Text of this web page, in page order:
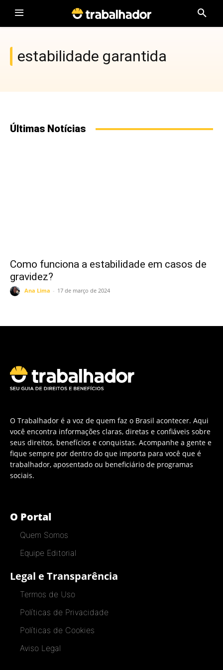
estabilidade garantida
Últimas Notícias
Como funciona a estabilidade em casos de
gravidez?
Ana Lima - 17 de março de 2024
O Trabalhador é a voz de quem faz o Brasil acontecer. Aqui
você encontra informações claras, diretas e confiáveis sobre
seus direitos, benefícios e conquistas. Acompanhe a gente e
fique sempre por dentro do que importa para você que é
trabalhador, aposentado ou beneficiário de programas
sociais.
O Portal
Quem Somos
Equipe Editorial
Legal e Transparência
Termos de Uso
Políticas de Privacidade
Políticas de Cookies
Aviso Legal